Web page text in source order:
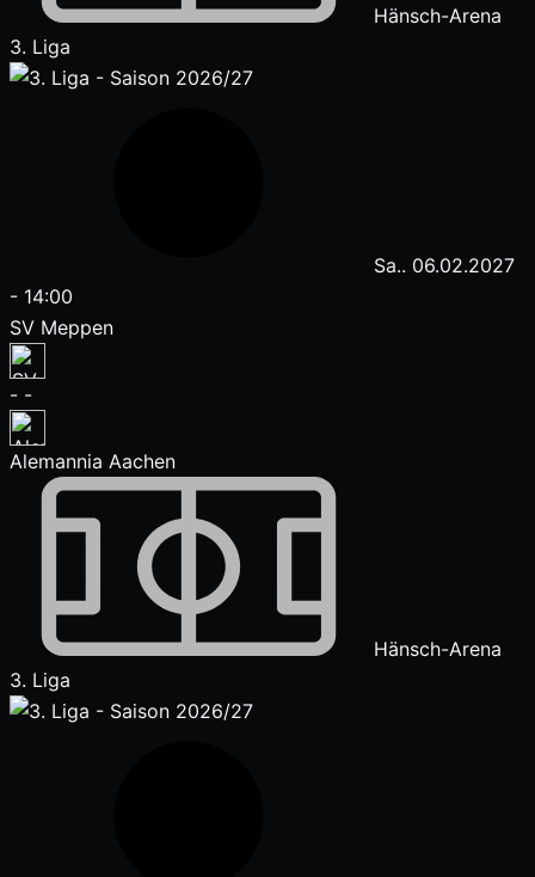
Hänsch-Arena
3. Liga
Sa.. 06.02.2027
- 14:00
SV Meppen
- -
Alemannia Aachen
Hänsch-Arena
3. Liga